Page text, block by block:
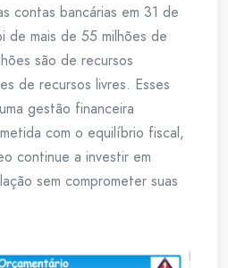
contas bancárias em 31 de
mais de 55 milhões de
são de recursos
de recursos livres. Esses
gestão financeira
com o equilíbrio fiscal,
continue a investir em
sem comprometer suas